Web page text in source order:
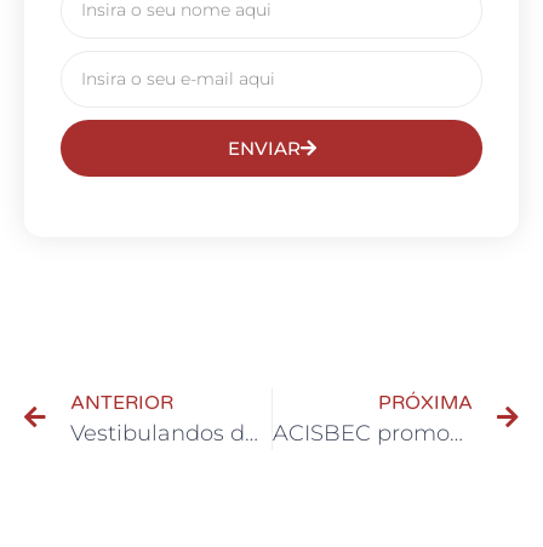
ENVIAR
ANTERIOR
Vestibulandos do Programa Faculdade de São Bernardo elogiam iniciativa da Prefeitura
PRÓXIMA
ACISBEC promove palestra O Futuro de São Paulo Pós-Reforma Tributária no Brasil